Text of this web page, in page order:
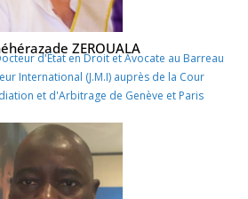
ZEROUALA
d'État en Droit et Avocate au Barreau
International (J.M.I) auprès de la Cour
et d'Arbitrage de Genève et Paris